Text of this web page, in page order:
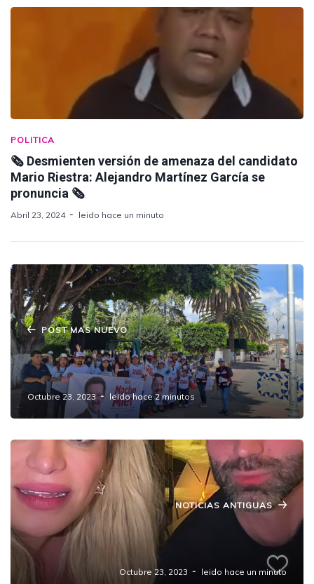
POLITICA
🗞️ Desmienten versión de amenaza del candidato
Mario Riestra: Alejandro Martínez García se
pronuncia 🗞️
Abril 23, 2024 leido hace un minuto
POST MAS NUEVO
LA TRANSFORMACIÓN DE PUEBLA ESTÁ EN
NUESTRO PROYECTO: NACHO MIER
Octubre 23, 2023 leido hace 2 minutos
NOTICIAS ANTIGUAS
🥳¡LA CENA DE LOS ROMÁNTICOS DE LA
POLÍTICA!🥳
Octubre 23, 2023 leido hace un minuto